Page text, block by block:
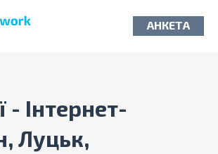
АНКЕТА
- Інтернет-
Луцьк,